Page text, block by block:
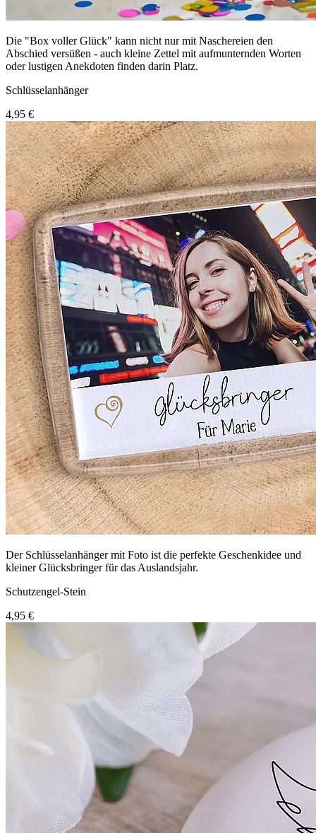
Die "Box voller Glück" kann nicht nur mit Naschereien den
Abschied versüßen - auch kleine Zettel mit aufmunternden Worten
oder lustigen Anekdoten finden darin Platz.
Schlüsselanhänger
4,95 €
Der Schlüsselanhänger mit Foto ist die perfekte Geschenkidee und
kleiner Glücksbringer für das Auslandsjahr.
Schutzengel-Stein
4,95 €